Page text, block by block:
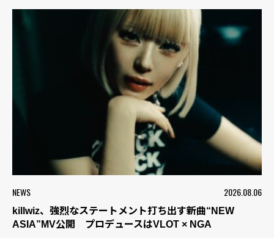
NEWS 2026.08.06
killwiz、強烈なステートメント打ち出す新曲“NEW
ASIA”MV公開 プロデュースはVLOT × NGA